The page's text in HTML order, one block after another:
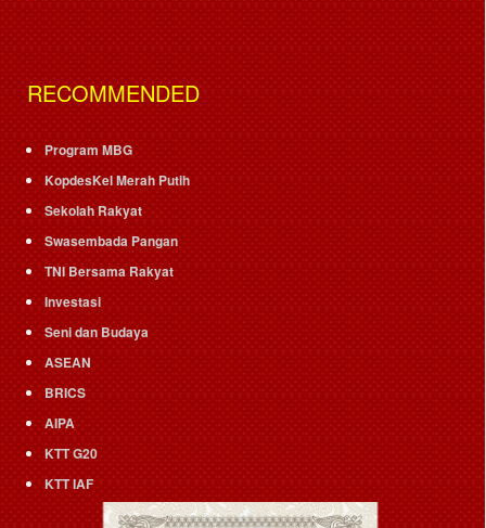
RECOMMENDED
Program MBG
KopdesKel Merah Putih
Sekolah Rakyat
Swasembada Pangan
TNI Bersama Rakyat
Investasi
Seni dan Budaya
ASEAN
BRICS
AIPA
KTT G20
KTT IAF